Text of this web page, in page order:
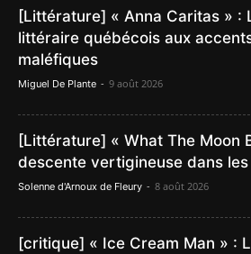
[Littérature] « Anna Caritas » :
littéraire québécois aux
maléfiques
Miguel De Plante - 9 août 2026
[Littérature] « What The Moon
descente vertigineuse dans
Solenne d'Arnoux de Fleury - 8 août 2026
[critique] « Ice Cream Man » :